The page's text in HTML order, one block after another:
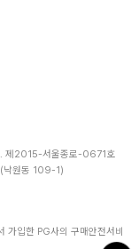
제2015-서울종로-0671호
(낙원동 109-1)
가입한 PG사의 구매안전서비